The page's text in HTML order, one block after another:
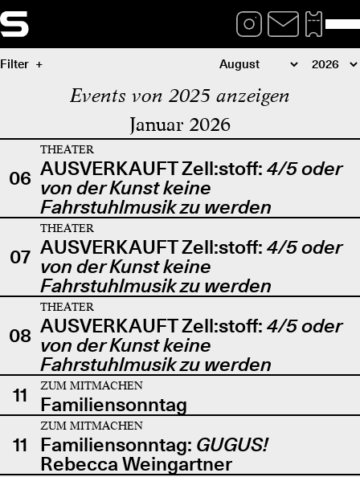
Filter
Events von 2025 anzeigen
Januar 2026
06
THEATER
AUSVERKAUFT Zell:stoff: 4/5 oder
von der Kunst keine
Fahrstuhlmusik zu werden
07
THEATER
AUSVERKAUFT Zell:stoff: 4/5 oder
von der Kunst keine
Fahrstuhlmusik zu werden
08
THEATER
AUSVERKAUFT Zell:stoff: 4/5 oder
von der Kunst keine
Fahrstuhlmusik zu werden
11
ZUM MITMACHEN
Familiensonntag
11
ZUM MITMACHEN
Familiensonntag: GUGUS!
Rebecca Weingartner